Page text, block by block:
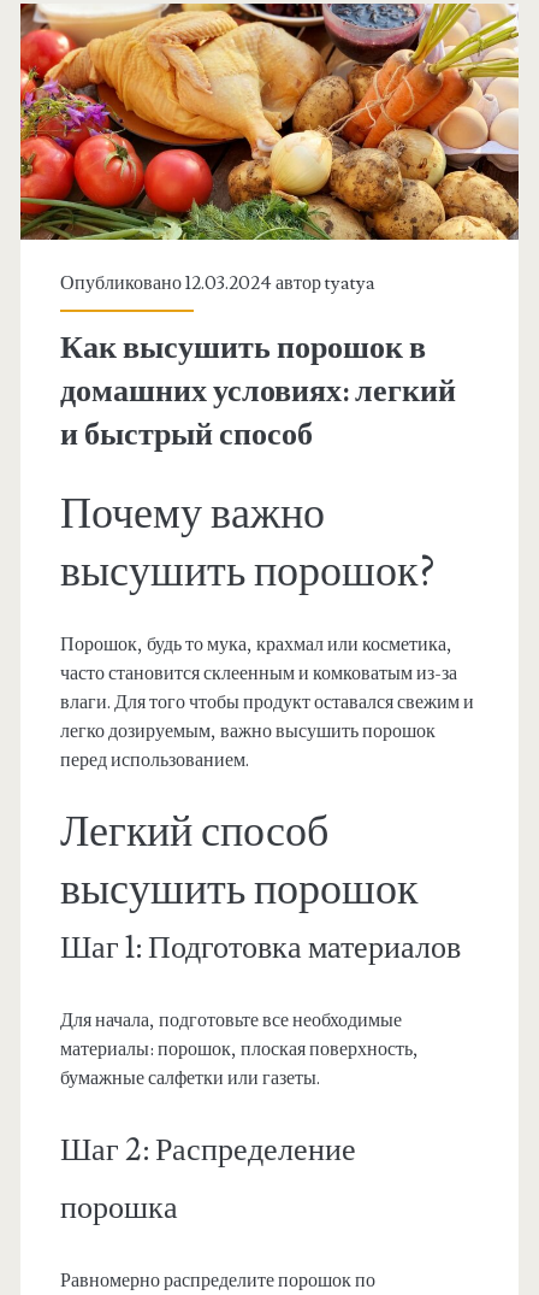
Опубликовано 12.03.2024 авторtyatya
Как высушить порошок в
домашних условиях: легкий
и быстрый способ
Почему важно
высушить порошок?
Порошок, будь то мука, крахмал или косметика,
часто становится склеенным и комковатым из-за
влаги. Для того чтобы продукт оставался свежим и
легко дозируемым, важно высушить порошок
перед использованием.
Легкий способ
высушить порошок
Шаг 1: Подготовка материалов
Для начала, подготовьте все необходимые
материалы: порошок, плоская поверхность,
бумажные салфетки или газеты.
Шаг 2: Распределение
порошка
Равномерно распределите порошок по